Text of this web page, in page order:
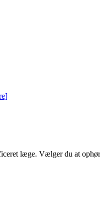
læge. Vælger du at